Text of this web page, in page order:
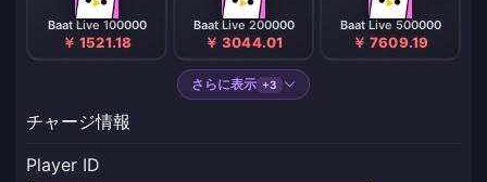
Baat Live 100000
￥ 1521.18
Baat Live 200000
￥ 3044.01
Baat Live 500000
￥ 7609.19
さらに表示 +3
チャージ情報
Player ID